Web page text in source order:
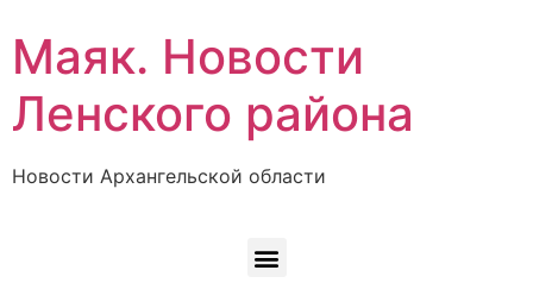
Маяк. Новости
Ленского района
Новости Архангельской области